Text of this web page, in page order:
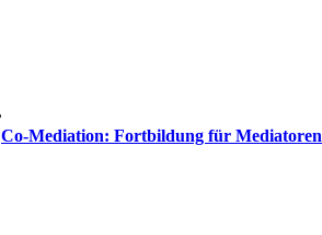
Co-Mediation: Fortbildung für Mediatoren